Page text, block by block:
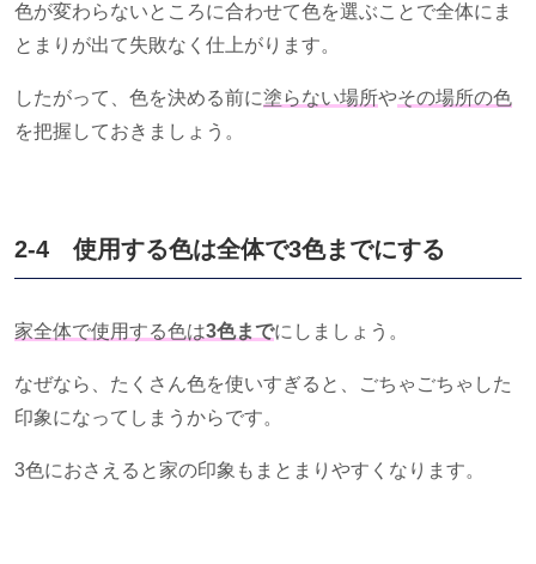
色が変わらないところに合わせて色を選ぶことで全体にま
とまりが出て失敗なく仕上がります。
したがって、色を決める前に塗らない場所やその場所の色
を把握しておきましょう。
2-4 使用する色は全体で3色までにする
家全体で使用する色は3色までにしましょう。
なぜなら、たくさん色を使いすぎると、ごちゃごちゃした
印象になってしまうからです。
3色におさえると家の印象もまとまりやすくなります。